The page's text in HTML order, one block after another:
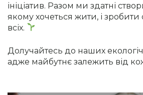
ініціатив. Разом ми здатні
якому хочеться жити, і
всіх.
Долучайтесь до наших
адже майбутнє залежить від